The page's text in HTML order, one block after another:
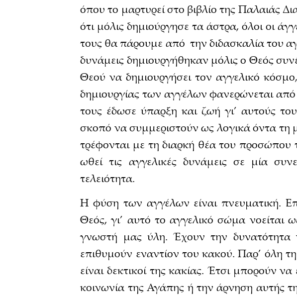
όπου το μαρτυρεί στο βιβλίο της Παλαιάς
ότι μόλις δημιούργησε τα άστρα, όλοι οι
τους θα πάρουμε από την διδασκαλία του
δυνάμεις δημιουργήθηκαν μόλις ο Θεός
Θεού να δημιουργήσει τον αγγελικό
δημιουργίας των αγγέλων φανερώνεται
τους έδωσε ύπαρξη και ζωή γι’ αυτούς
σκοπό να συμμεριστούν ως λογικά όντα τη
τρέφονται με τη διαρκή θέα του
ωθεί τις αγγελικές δυνάμεις σε μία
τελειότητα.
Η φύση των αγγέλων είναι πνευματική.
Θεός, γι’ αυτό το αγγελικό σώμα νοείται
γνωστή μας ύλη. Έχουν την
επιθυμούν εναντίον του κακού. Παρ’ όλη
είναι δεκτικοί της κακίας. Έτσι μπορούν
κοινωνία της Αγάπης ή την άρνηση αυτής